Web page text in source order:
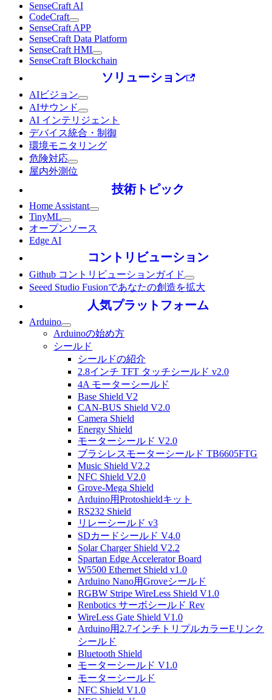
SenseCraft AI
CodeCraft
SenseCraft APP
SenseCraft Data Platform
SenseCraft HMI
SenseCraft Blockchain
ソリューション
AIビジョン
AIサウンド
AI インテリジェント
デバイス統合・制御
環境モニタリング
危険対応
屋内外測位
技術トピック
Home Assistant
TinyML
オープンソース
Edge AI
コントリビューション
Github コントリビューションガイド
Seeed Studio Fusionであなたの創造を拡大
人気プラットフォーム
Arduino
Arduinoの始め方
シールド
シールドの紹介
2.8インチ TFT タッチシールド v2.0
4A モーターシールド
Base Shield V2
CAN-BUS Shield V2.0
Camera Shield
Energy Shield
モーターシールド V2.0
ブラシレスモーターシールド TB6605FTG
Music Shield V2.2
NFC Shield V2.0
Grove-Mega Shield
Arduino用Protoshieldキット
RS232 Shield
リレーシールド v3
SDカードシールド V4.0
Solar Charger Shield V2.2
Spartan Edge Accelerator Board
W5500 Ethernet Shield v1.0
Arduino Nano用Groveシールド
RGBW Stripe WireLess Shield V1.0
Renbotics サーボシールド Rev
WireLess Gate Shield V1.0
Arduino用2.7インチトリプルカラーEリンク
シールド
Bluetooth Shield
モーターシールド V1.0
モーターシールド
NFC Shield V1.0